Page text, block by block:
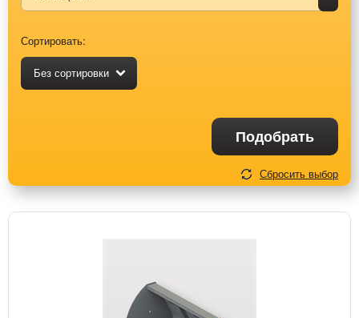
Сортировать:
Без сортировки
Подобрать
Сбросить выбор